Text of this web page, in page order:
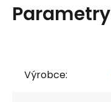
Parametry
Výrobce: